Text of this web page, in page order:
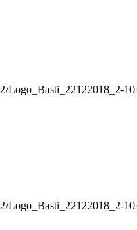
Logo_Basti_22122018_2-
Logo_Basti_22122018_2-